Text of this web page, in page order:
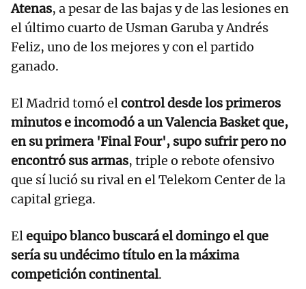
Atenas, a pesar de las bajas y de las lesiones en
el último cuarto de Usman Garuba y Andrés
Feliz, uno de los mejores y con el partido
ganado.
El Madrid tomó elcontrol desde los primeros
minutos e incomodó a un Valencia Basket que,
en su primera 'Final Four', supo sufrir pero no
encontró sus armas, triple o rebote ofensivo
que sí lució su rival en el Telekom Center de la
capital griega.
Elequipo blanco buscará el domingo el que
sería su undécimo título en la máxima
competición continental.